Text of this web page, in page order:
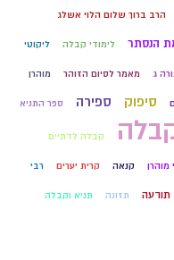
הרב ברוך שלום הלוי אשלג
הנסתר לימודי קבלה ליקוטי
ג מאמר לסיום הזוהר מוהרן
סיפוק ספירה ספר התניא
קבלה לדתיים
מוהרן קנאה קרית יערים רבי
תודעה תזונה תניא וקבלה